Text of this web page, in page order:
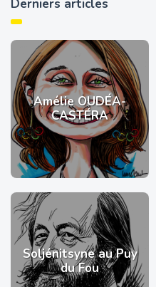
Derniers articles
Amélie OUDÉA-
CASTÉRA
Soljénitsyne au Puy
du Fou